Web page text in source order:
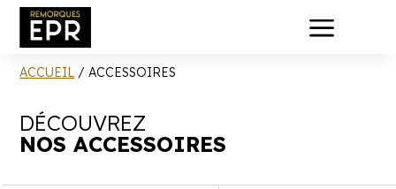
a
ACCUEIL / ACCESSOIRES
DÉCOUVREZ
NOS ACCESSOIRES